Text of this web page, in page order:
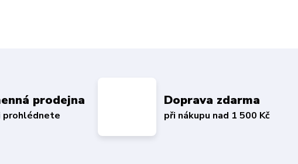
prodejna
prohlédnete
Doprava zdarma
při nákupu nad 1 500 Kč